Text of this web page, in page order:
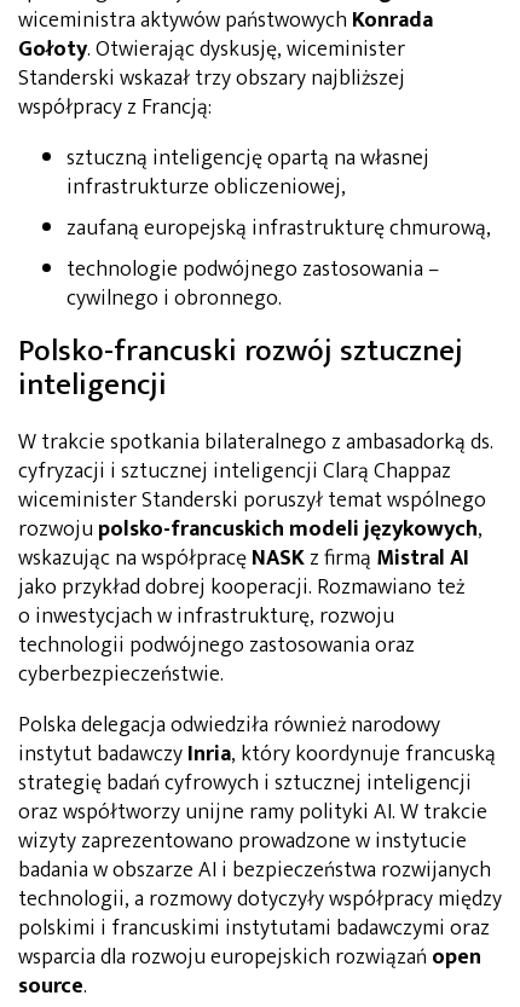
wiceministra aktywów państwowych Konrada
Gołoty. Otwierając dyskusję, wiceminister
Standerski wskazał trzy obszary najbliższej
współpracy z Francją:
sztuczną inteligencję opartą na własnej
infrastrukturze obliczeniowej,
zaufaną europejską infrastrukturę chmurową,
technologie podwójnego zastosowania –
cywilnego i obronnego.
Polsko-francuski rozwój sztucznej
inteligencji
W trakcie spotkania bilateralnego z ambasadorką ds.
cyfryzacji i sztucznej inteligencji Clarą Chappaz
wiceminister Standerski poruszył temat wspólnego
rozwoju polsko-francuskich modeli językowych,
wskazując na współpracęNASKz firmą Mistral AI
jako przykład dobrej kooperacji. Rozmawiano też
o inwestycjach w infrastrukturę, rozwoju
technologii podwójnego zastosowania oraz
cyberbezpieczeństwie.
Polska delegacja odwiedziła również narodowy
instytut badawczyInria, który koordynuje francuską
strategię badań cyfrowych i sztucznej inteligencji
oraz współtworzy unijne ramy polityki AI. W trakcie
wizyty zaprezentowano prowadzone w instytucie
badania w obszarze AI i bezpieczeństwa rozwijanych
technologii, a rozmowy dotyczyły współpracy między
polskimi i francuskimi instytutami badawczymi oraz
wsparcia dla rozwoju europejskich rozwiązań open
source.